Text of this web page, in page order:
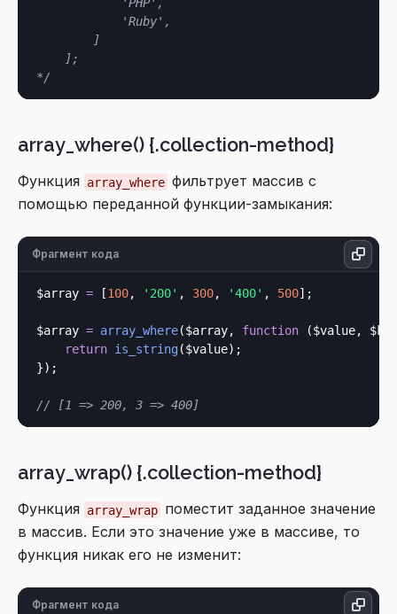
            'PHP',
            'Ruby',
        ]
    ];
*/
array_where() {.collection-method}
Функция array_where фильтрует массив с
помощью переданной функции-замыкания:
Фрагмент кода
$array = [100, '200' , 300, '400' , 500];
$array = array_where($array, function ($value, $key
return is_string($value);
});
// [1 => 200, 3 => 400]
array_wrap() {.collection-method}
Функция array_wrap поместит заданное значение
в массив. Если это значение уже в массиве, то
функция никак его не изменит:
Фрагмент кода